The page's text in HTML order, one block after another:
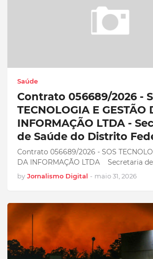
Saúde
Contrato 056689/2026 -
TECNOLOGIA E GESTÃO
INFORMAÇÃO LTDA -
de Saúde do Distrito
Contrato 056689/2026 - SOS
DA INFORMAÇÃO LTDA Secretaria
by Jornalismo Digital - maio 31, 2026